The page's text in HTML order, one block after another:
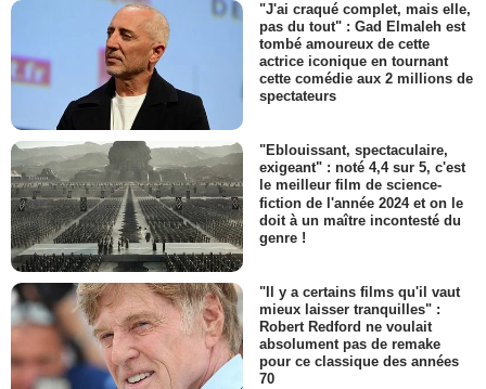
"J'ai craqué complet, mais elle,
pas du tout" : Gad Elmaleh est
tombé amoureux de cette
actrice iconique en tournant
cette comédie aux 2 millions de
spectateurs
"Eblouissant, spectaculaire,
exigeant" : noté 4,4 sur 5, c'est
le meilleur film de science-
fiction de l'année 2024 et on le
doit à un maître incontesté du
genre !
"Il y a certains films qu'il vaut
mieux laisser tranquilles" :
Robert Redford ne voulait
absolument pas de remake
pour ce classique des années
70